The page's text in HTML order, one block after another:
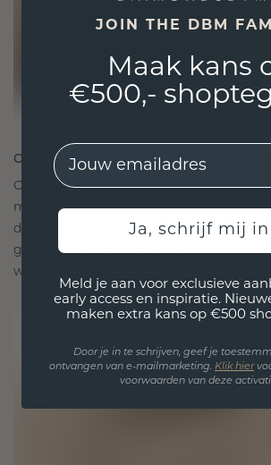
ONTWORPEN VOOR VERBINDING
Onze ontwerpfilosofie is gericht
met elk stuk ontworpen om de
doorstaan. Het wordt jouw
gekoesterde momenten, bedoeld
worden gedragen en gekoesterd.
JOIN THE DBM
Maak kans
€500,-
EMail
Ja, schrijf mij in
Meld je aan voor exclusieve
early access en inspiratie.
maken extra kans op €500
Door je in te schrijven, geef je
ontvangen van e-mailmarketing. Klik hier
voorwaarden van deze